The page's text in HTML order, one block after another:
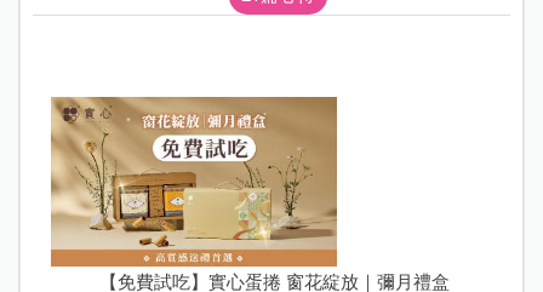
【免費試吃】實心蛋捲 窗花綻放｜彌月禮盒